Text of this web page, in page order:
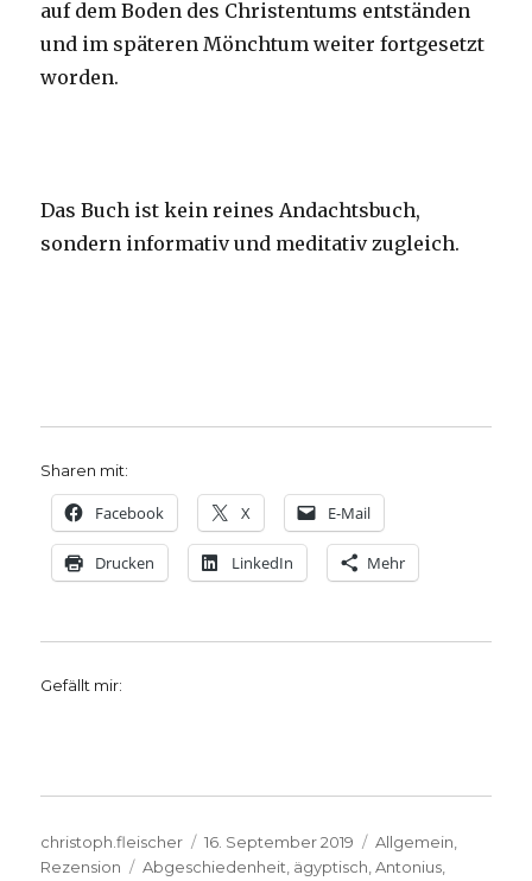
auf dem Boden des Christentums entständen
und im späteren Mönchtum weiter fortgesetzt
worden.
Das Buch ist kein reines Andachtsbuch,
sondern informativ und meditativ zugleich.
Sharen mit:
Facebook X E-Mail
Drucken LinkedIn Mehr
Gefällt mir:
Autor
christoph.fleischer
Veröffentlicht
am
16. September 2019 Kategorien
Allgemein
Rezension
Schlagwörter
Abgeschiedenheit ägyptisch ,Antonius